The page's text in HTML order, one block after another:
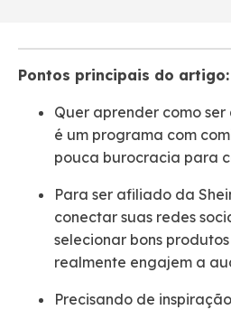
Pontos principais do artigo:
Quer aprender como ser
é um programa com
pouca burocracia para
Para ser afiliado da
conectar suas redes
selecionar bons
realmente engajem a
Precisando de